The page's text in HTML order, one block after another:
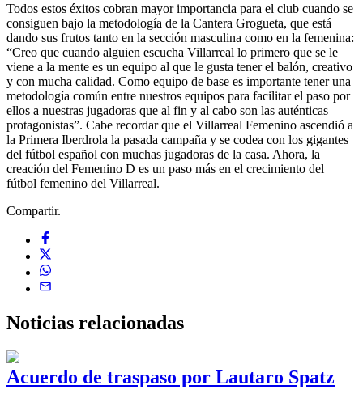
Todos estos éxitos cobran mayor importancia para el club cuando se
consiguen bajo la metodología de la Cantera Grogueta, que está
dando sus frutos tanto en la sección masculina como en la femenina:
“Creo que cuando alguien escucha Villarreal lo primero que se le
viene a la mente es un equipo al que le gusta tener el balón, creativo
y con mucha calidad. Como equipo de base es importante tener una
metodología común entre nuestros equipos para facilitar el paso por
ellos a nuestras jugadoras que al fin y al cabo son las auténticas
protagonistas”. Cabe recordar que el Villarreal Femenino ascendió a
la Primera Iberdrola la pasada campaña y se codea con los gigantes
del fútbol español con muchas jugadoras de la casa. Ahora, la
creación del Femenino D es un paso más en el crecimiento del
fútbol femenino del Villarreal.
Compartir.
Noticias relacionadas
Acuerdo de traspaso por Lautaro Spatz